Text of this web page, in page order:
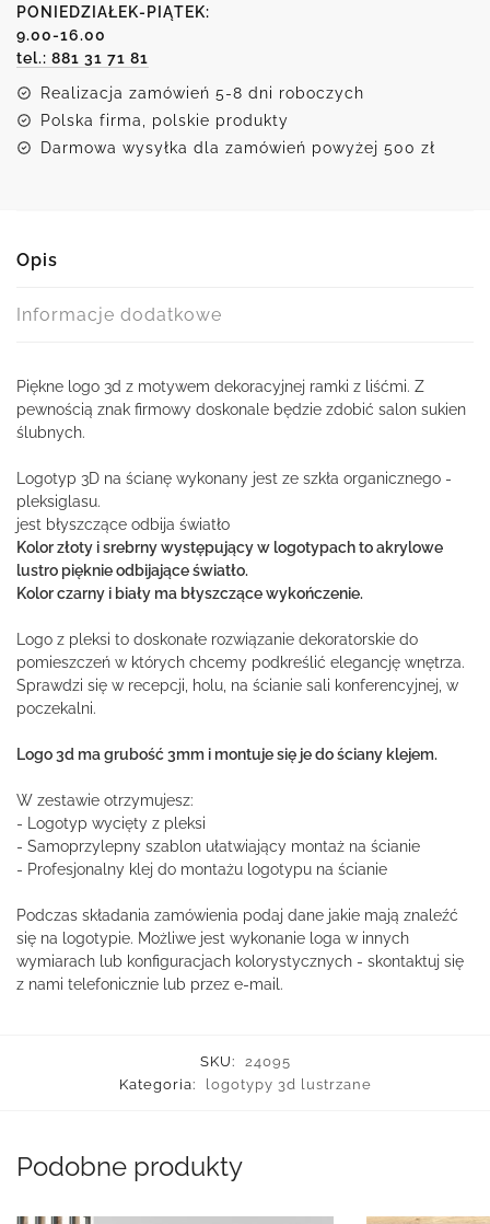
z
listkami
do
salonu
sukien
ślubnych
PONIEDZIAŁEK-PIĄTEK:
9.00-16.00
tel.: 881 31 71 81
Realizacja zamówień 5-8 dni roboczych
Polska firma, polskie produkty
Darmowa wysyłka dla zamówień powyżej 500 zł
Opis
Informacje dodatkowe
Piękne logo 3d z motywem dekoracyjnej ramki z liśćmi. Z
pewnością znak firmowy doskonale będzie zdobić salon sukien
ślubnych.
Logotyp 3D na ścianę wykonany jest ze szkła organicznego -
pleksiglasu.
jest błyszczące odbija światło
Kolor złoty i srebrny występujący w logotypach to akrylowe
lustro pięknie odbijające światło.
Kolor czarny i biały ma błyszczące wykończenie.
Logo z pleksi to doskonałe rozwiązanie dekoratorskie do
pomieszczeń w których chcemy podkreślić elegancję wnętrza.
Sprawdzi się w recepcji, holu, na ścianie sali konferencyjnej, w
poczekalni.
Logo 3d ma grubość 3mm i montuje się je do ściany klejem.
W zestawie otrzymujesz:
- Logotyp wycięty z pleksi
- Samoprzylepny szablon ułatwiający montaż na ścianie
- Profesjonalny klej do montażu logotypu na ścianie
Podczas składania zamówienia podaj dane jakie mają znaleźć
się na logotypie. Możliwe jest wykonanie loga w innych
wymiarach lub konfiguracjach kolorystycznych - skontaktuj się
z nami telefonicznie lub przez e-mail.
SKU:
24095
Kategoria:
logotypy 3d lustrzane
Podobne produkty